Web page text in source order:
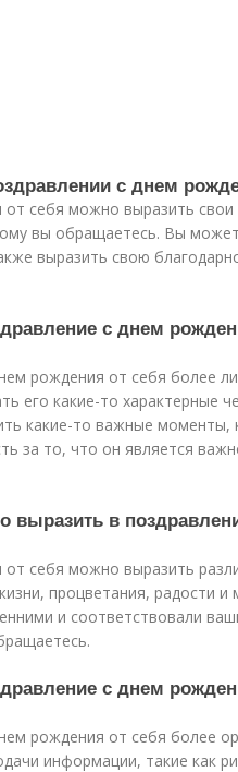
с днем
себя можно выразить свои
вы обращаетесь. Вы
выразить свою
с днем
рождения от себя более
его какие-то характерные
какие-то важные моменты,
за то, что он является
выразить в
себя можно выразить
процветания, радости и
и соответствовали
с днем
рождения от себя более
информации, такие как